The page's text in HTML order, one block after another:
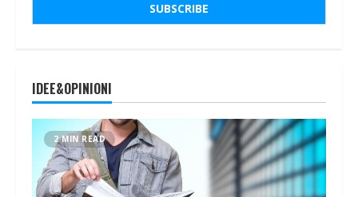
IDEE&OPINIONI
2 MIN READ